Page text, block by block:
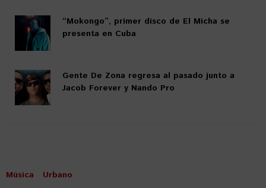
“Mokongo”, primer disco de El Micha se
presenta en Cuba
Gente De Zona regresa al pasado junto a
Jacob Forever y Nando Pro
Música Urbano